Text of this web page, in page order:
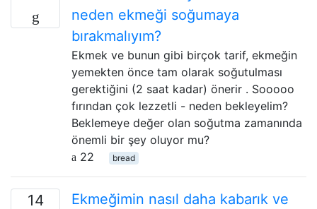
neden ekmeği soğumaya
bırakmalıyım?
Ekmek ve bunun gibi birçok tarif, ekmeğin
yemekten önce tam olarak soğutulması
gerektiğini (2 saat kadar) önerir . Sooooo
fırından çok lezzetli - neden bekleyelim?
Beklemeye değer olan soğutma zamanında
önemli bir şey oluyor mu?
22
bread
14
Ekmeğimin nasıl daha kabarık ve